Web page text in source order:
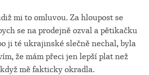
mi to omluvou. Za hloupost se
se na prodejně ozval a pětikačku
ji té ukrajinské slečně nechal, byla
že mám přeci jen lepší plat než
mě fakticky okradla.